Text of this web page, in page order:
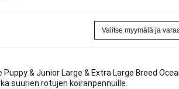
Valitse myymälä ja
Puppy & Junior Large & Extra Large Breed
suurien rotujen koiranpennuille.